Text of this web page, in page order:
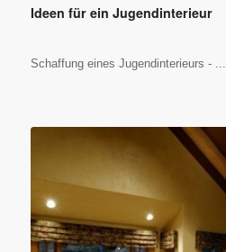
Ideen für ein Jugendinterieur
Schaffung eines Jugendinterieurs - ...